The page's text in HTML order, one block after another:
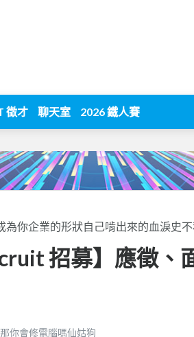
徵才 聊天室 2026 鐵人賽
為你企業的形狀自己啃出來的血淚史
招募】應徵、
你會修電腦嗎仙姑狗